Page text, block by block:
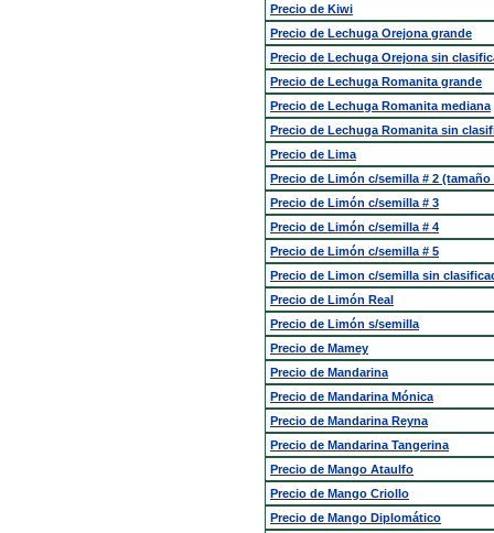
Precio de Kiwi
Precio de Lechuga Orejona grande
Precio de Lechuga Orejona sin
Precio de Lechuga Romanita grande
Precio de Lechuga Romanita mediana
Precio de Lechuga Romanita sin
Precio de Lima
Precio de Limón c/semilla # 2 (tamaño
Precio de Limón c/semilla # 3
Precio de Limón c/semilla # 4
Precio de Limón c/semilla # 5
Precio de Limon c/semilla sin
Precio de Limón Real
Precio de Limón s/semilla
Precio de Mamey
Precio de Mandarina
Precio de Mandarina Mónica
Precio de Mandarina Reyna
Precio de Mandarina Tangerina
Precio de Mango Ataulfo
Precio de Mango Criollo
Precio de Mango Diplomático